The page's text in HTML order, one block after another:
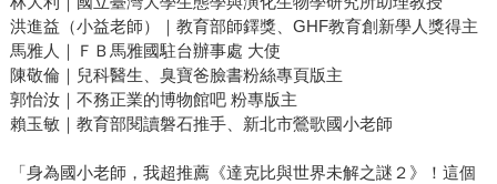
洪進益（小益老師）｜教育部師鐸獎、GHF教育創新學人獎得主
馬雅人｜ＦＢ馬雅國駐台辦事處 大使
陳敬倫｜兒科醫生、臭寶爸臉書粉絲專頁版主
郭怡汝｜不務正業的博物館吧 粉專版主
賴玉敏｜教育部閱讀磐石推手、新北市鶯歌國小老師
「身為國小老師，我超推薦《達克比與世界未解之謎２》！這個